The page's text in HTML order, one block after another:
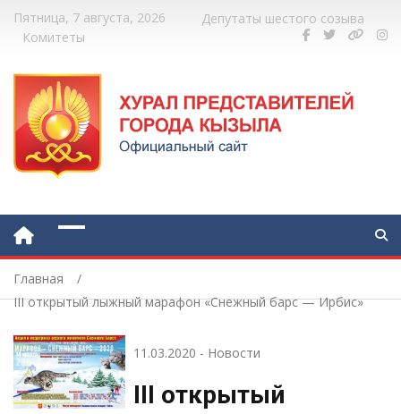
Пятница, 7 августа, 2026
Депутаты шестого созыва
Комитеты
Главная
III открытый лыжный марафон «Снежный барс — Ирбис»
11.03.2020 - Новости
III открытый